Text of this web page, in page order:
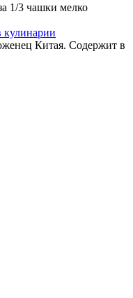
1/3 чашки мелко
кулинарии
Китая. Содержит в